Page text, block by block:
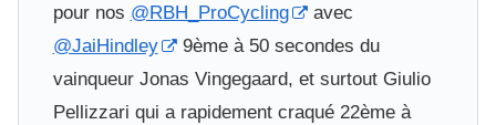
pour nos @RBH_ProCycling
avec
@JaiHindley
9ème à 50 secondes du
vainqueur Jonas Vingegaard, et surtout Giulio
Pellizzari qui a rapidement craqué 22ème à